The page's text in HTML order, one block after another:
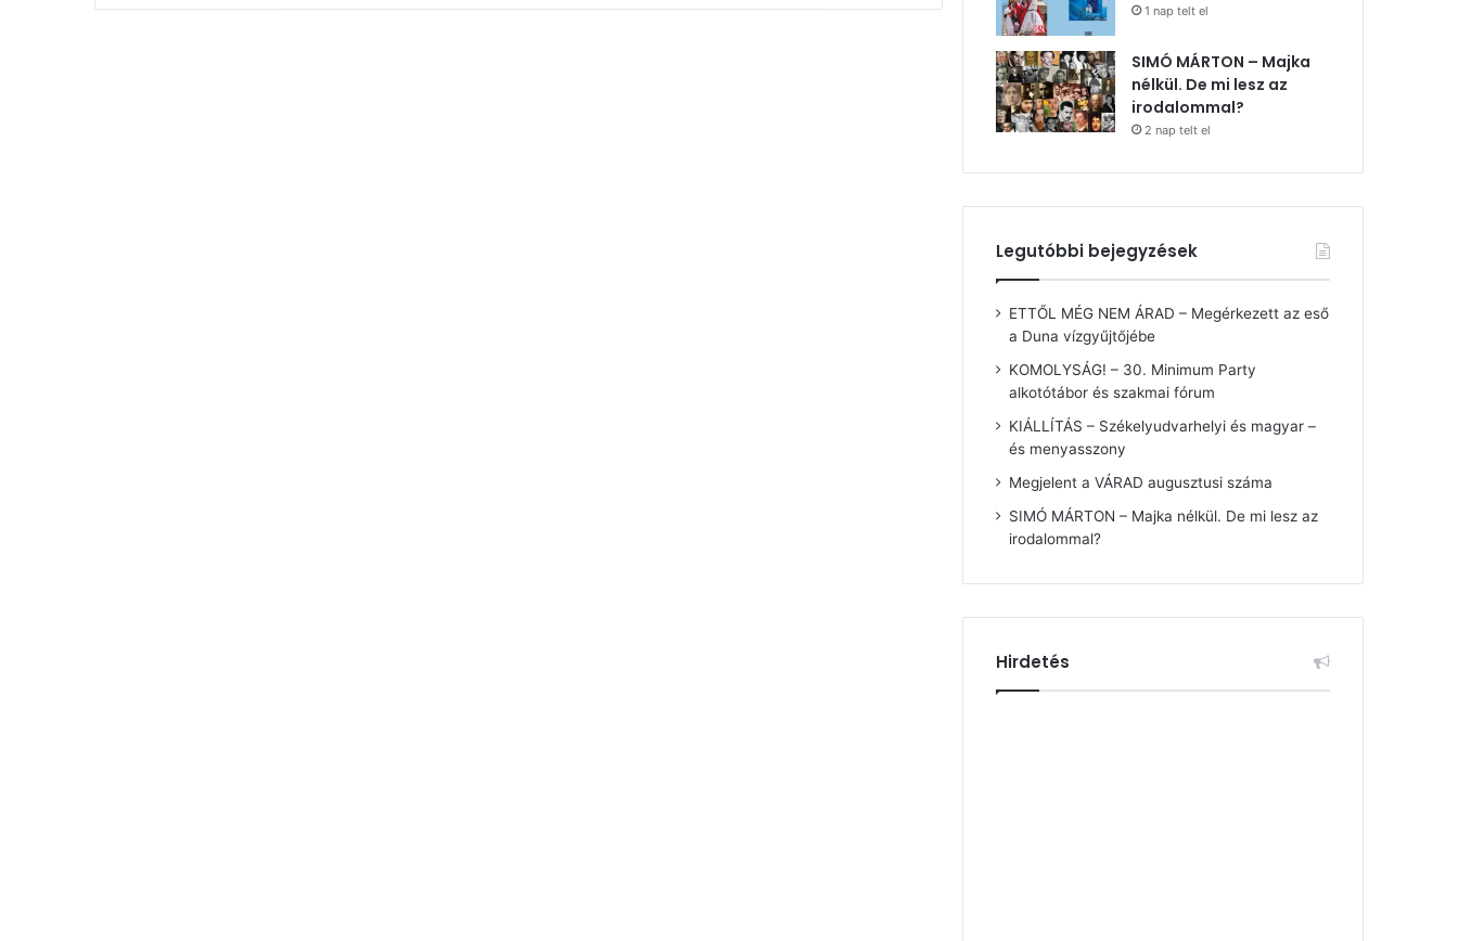
1 nap telt el
SIMÓ MÁRTON – Majka
nélkül. De mi lesz az
irodalommal?
2 nap telt el
Legutóbbi bejegyzések
ETTŐL MÉG NEM ÁRAD – Megérkezett az eső
a Duna vízgyűjtőjébe
KOMOLYSÁG! – 30. Minimum Party
alkotótábor és szakmai fórum
KIÁLLÍTÁS – Székelyudvarhelyi és magyar –
és menyasszony
Megjelent a VÁRAD augusztusi száma
SIMÓ MÁRTON – Majka nélkül. De mi lesz az
irodalommal?
Hirdetés